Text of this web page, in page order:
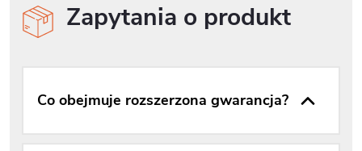
Zapytania o produkt
Co obejmuje rozszerzona gwarancja?